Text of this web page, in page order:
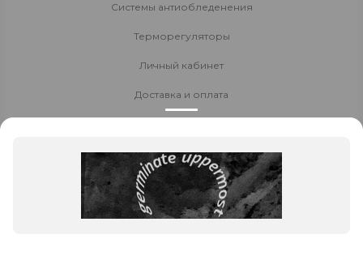
Системы антиобледенения
Терморегуляторы
Личный кабинет
Доставка и оплата
Политика конфиденциальности
Контакты
8 800 700-80-40